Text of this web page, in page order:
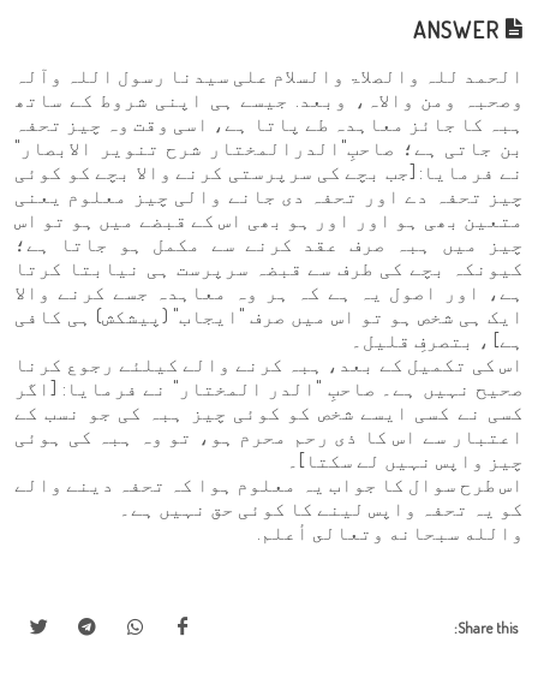
الحمد للہ والصلاۃ والسلام علی سیدنا رسول اللہ وآلہ
وصحبہ ومن والاہ، وبعد. جیسے ہی اپنی شروط کے ساتھ
ہبہ کا جائز معاہدہ طے پاتا ہے، اسی وقت وہ چیز تحفہ
بن جاتی ہے؛ صاحبِ"الدرالمختار شرح تنویر الابصار"
نے فرمایا: [جب بچے کی سرپرستی کرنے والا بچے کو کوئی
چیز تحفہ دے اور تحفہ دی جانے والی چیز معلوم یعنی
متعین بھی ہو اور اور ہو بھی اس کے قبضے میں ہو تو اس
چیز میں ہبہ صرف عقد کرنے سے مکمل ہو جاتا ہے؛
کیونکہ بچے کی طرف سے قبضہ سرپرست ہی نیابتا کرتا
ہے، اور اصول یہ ہے کہ ہر وہ معاہدہ جسے کرنے والا
ایک ہی شخص ہو تو اس میں صرف "ایجاب" (پیشکش) ہی کافی
ہے] ، بتصرفِ قلیل۔
اس کی تکمیل کے بعد، ہبہ کرنے والے کیلئے رجوع کرنا
صحیح نہیں ہے۔ صاحبِ "الدر المختار" نے فرمایا: [اگر
کسی نے کسی ایسے شخص کو کوئی چیز ہبہ کی جو نسب کے
اعتبار سے اس کا ذی رحم محرم ہو، تو وہ ہبہ کی ہوئی
چیز واپس نہیں لے سکتا]۔
اس طرح سوال کا جواب یہ معلو‏م ہوا کہ تحفہ دینے والے
کو یہ تحفہ واپس لینے کا کوئی حق نہیں ہے۔
والله سبحانه وتعالى أعلم.
Share this: